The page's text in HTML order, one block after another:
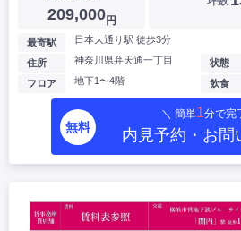
209,000円
最寄駅 日本大通り駅 徒歩3分
住所 神奈川県弁天通一丁目
フロア 地下1〜4階
状態
飲食
無料
＼ 簡単1分で完
内見予約・お問